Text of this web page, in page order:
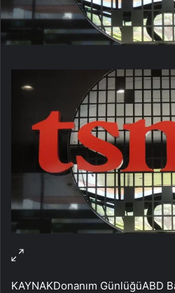
KAYNAKDonanım GünlüğüABD